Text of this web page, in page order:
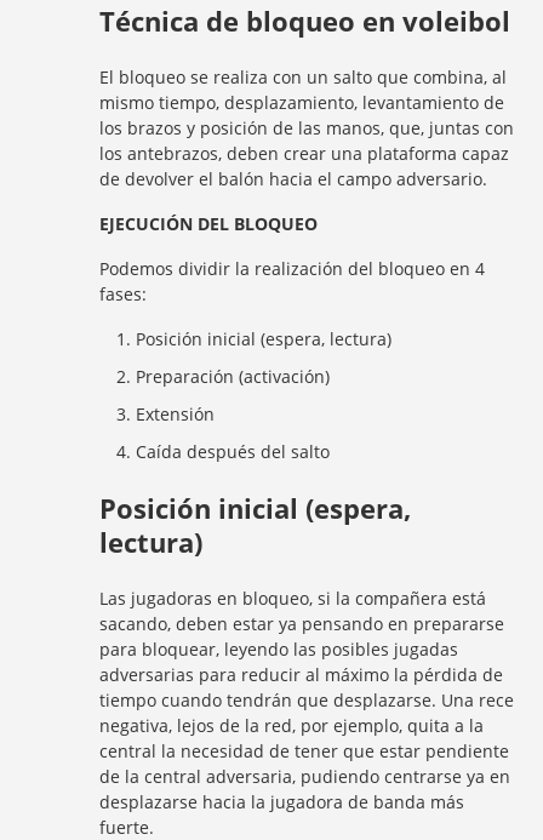
Técnica de bloqueo en voleibol
El bloqueo se realiza con un salto que combina, al
mismo tiempo, desplazamiento, levantamiento de
los brazos y posición de las manos, que, juntas con
los antebrazos, deben crear una plataforma capaz
de devolver el balón hacia el campo adversario.
EJECUCIÓN DEL BLOQUEO
Podemos dividir la realización del bloqueo en 4
fases:
Posición inicial (espera, lectura)
Preparación (activación)
Extensión
Caída después del salto
Posición inicial (espera,
lectura)
Las jugadoras en bloqueo, si la compañera está
sacando, deben estar ya pensando en prepararse
para bloquear, leyendo las posibles jugadas
adversarias para reducir al máximo la pérdida de
tiempo cuando tendrán que desplazarse. Una rece
negativa, lejos de la red, por ejemplo, quita a la
central la necesidad de tener que estar pendiente
de la central adversaria, pudiendo centrarse ya en
desplazarse hacia la jugadora de banda más
fuerte.